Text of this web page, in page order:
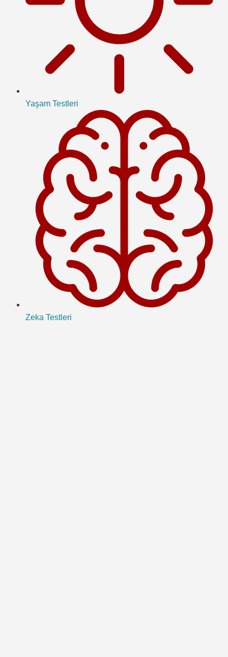
Yaşam Testleri
Zeka Testleri